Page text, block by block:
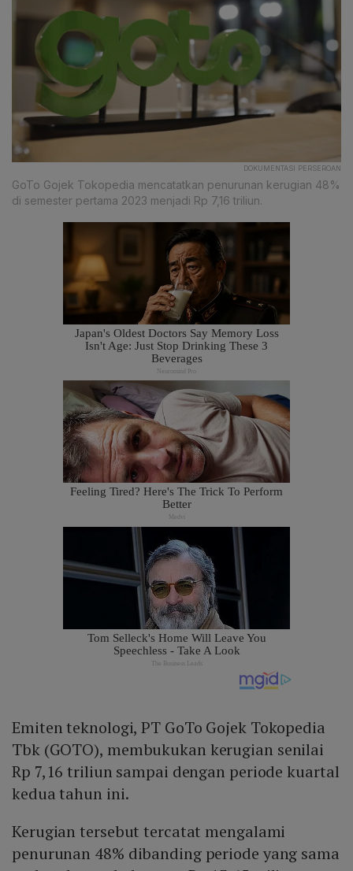
DOKUMENTASI PERSEROAN
GoTo Gojek Tokopedia mencatatkan penurunan kerugian 48%
di semester pertama 2023 menjadi Rp 7,16 triliun.
Emiten teknologi, PT GoTo Gojek Tokopedia
Tbk (GOTO), membukukan kerugian senilai
Rp 7,16 triliun sampai dengan periode kuartal
kedua tahun ini.
Kerugian tersebut tercatat mengalami
penurunan 48% dibanding periode yang sama